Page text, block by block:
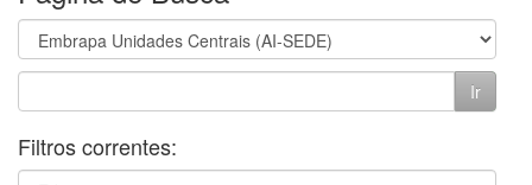
Filtros correntes: